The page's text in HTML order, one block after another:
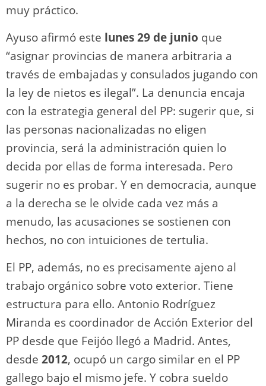
muy práctico.
Ayuso afirmó este lunes 29 de junio que
“asignar provincias de manera arbitraria a
través de embajadas y consulados jugando con
la ley de nietos es ilegal”. La denuncia encaja
con la estrategia general del PP: sugerir que, si
las personas nacionalizadas no eligen
provincia, será la administración quien lo
decida por ellas de forma interesada. Pero
sugerir no es probar. Y en democracia, aunque
a la derecha se le olvide cada vez más a
menudo, las acusaciones se sostienen con
hechos, no con intuiciones de tertulia.
El PP, además, no es precisamente ajeno al
trabajo orgánico sobre voto exterior. Tiene
estructura para ello. Antonio Rodríguez
Miranda es coordinador de Acción Exterior del
PP desde que Feijóo llegó a Madrid. Antes,
desde 2012, ocupó un cargo similar en el PP
gallego bajo el mismo jefe. Y cobra sueldo